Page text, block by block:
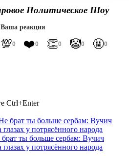
Политическое Шоу
Ваша реакция
💯0 ❤️0 👏0 🤡0 🤬0
Ctrl+Enter
ты больше сербам: Вучич
у потрясённого народа